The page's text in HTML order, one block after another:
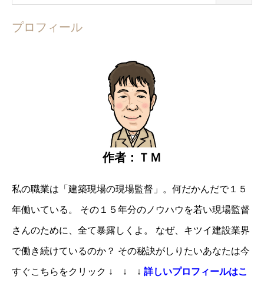
プロフィール
作者：ＴＭ
私の職業は「建築現場の現場監督」。 何だかんだで１５
年働いている。 その１５年分のノウハウを若い現場監督
さんのために、全て暴露しくよ。 なぜ、キツイ建設業界
で働き続けているのか？ その秘訣がしりたいあなたは今
すぐこちらをクリック ↓ ↓ ↓ 詳しいプロフィールはこ